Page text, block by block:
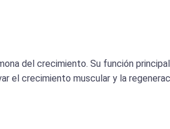
del crecimiento. Su función
el crecimiento muscular y la